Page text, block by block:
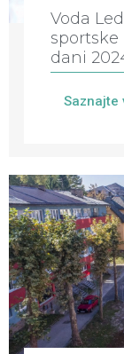
Voda
sportske
dani
Saznajte